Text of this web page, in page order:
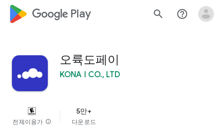
google_logo Play search help_outline
오륙도페이
KONA I CO., LTD
전체이용가 info
5만+
다운로드